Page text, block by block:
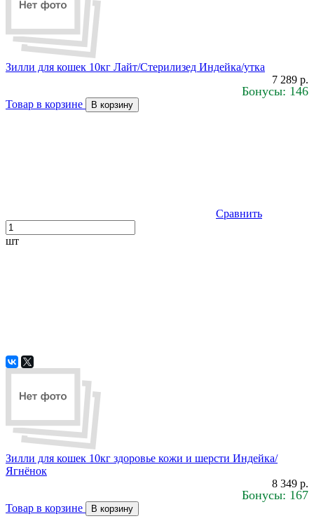
Зилли для кошек 10кг Лайт/Стерилизед Индейка/утка
7 289 р.
Бонусы: 146
Товар в корзине В корзину
Сравнить
шт
Зилли для кошек 10кг здоровье кожи и шерсти Индейка/
Ягнёнок
8 349 р.
Бонусы: 167
Товар в корзине В корзину